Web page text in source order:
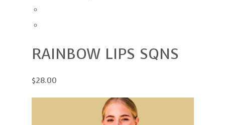
RAINBOW LIPS SQNS
$28.00